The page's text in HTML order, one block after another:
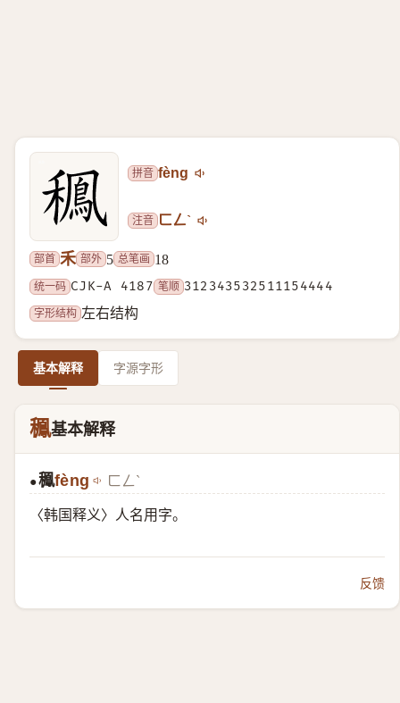
拼音 fèng
注音 ㄈㄥˋ
部首 禾 部外 5 总笔画 18
统一码 CJK-A 4187 笔顺 312343532511154444
字形结构 左右结构
基本解释 字源字形
䆇基本解释
●䆇fèng ㄈㄥˋ
〈韩国释义〉人名用字。
反馈